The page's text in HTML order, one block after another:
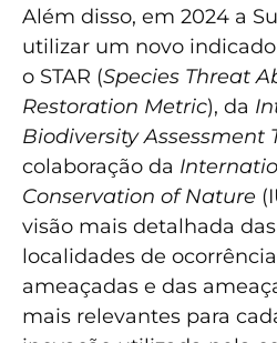
Além disso, em 2024 a
utilizar um novo
o STAR (Species Threat
Restoration Metric), da
Biodiversity Assessment
colaboração da
Conservation of Nature
visão mais detalhada
localidades de
ameaçadas e das
mais relevantes para